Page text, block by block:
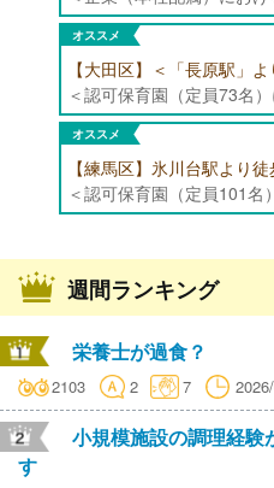
オススメ
オススメ
週間ランキング
栄養士が過食？
2103 2 7
小規模施設の調理経験
す